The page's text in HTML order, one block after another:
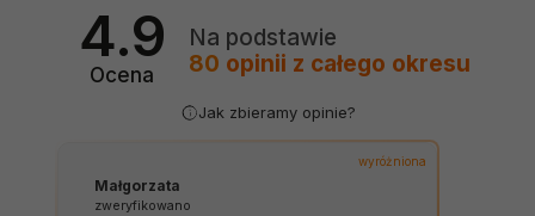
4.9
Ocena
Na podstawie
80 opinii z całego okresu
Jak zbieramy opinie?
wyróżniona
Małgorzata
zweryfikowano